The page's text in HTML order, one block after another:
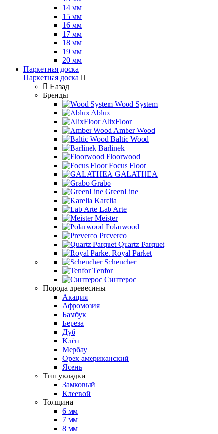
14 мм
15 мм
16 мм
17 мм
18 мм
19 мм
20 мм
Паркетная доска
Паркетная доска
Назад
Бренды
Wood System
Ablux
AlixFloor
Amber Wood
Baltic Wood
Barlinek
Floorwood
Focus Floor
GALATHEA
Grabo
GreenLine
Karelia
Lab Arte
Meister
Polarwood
Preverco
Quartz Parquet
Royal Parket
Scheucher
Tenfor
Синтерос
Порода древесины
Акация
Афромозия
Бамбук
Берёза
Дуб
Клён
Мербау
Орех американский
Ясень
Тип укладки
Замковый
Клеевой
Толщина
6 мм
7 мм
8 мм